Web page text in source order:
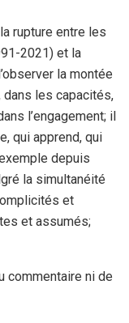
rupture entre les
2021) et la
la montée
dans les capacités,
l’engagement; il
qui apprend, qui
depuis
la simultanéité
et
et assumés;
commentaire ni de